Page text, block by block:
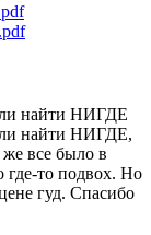
найти НИГДЕ
найти НИГДЕ,
все было в
где-то подвох. Но
гуд. Спасибо